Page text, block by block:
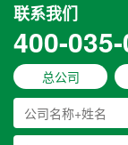
联系我们
400-
总公司